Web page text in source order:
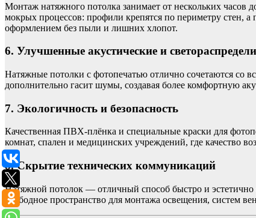
Монтаж натяжного потолка занимает от нескольких часов
мокрых процессов: профили крепятся по периметру стен,
оформлением без пыли и лишних хлопот.
6. Улучшенные акустические и
Натяжные потолки с фотопечатью отлично сочетаются со
дополнительно гасит шумы, создавая более комфортную
7. Экологичность и безопасность
Качественная ПВХ-плёнка и специальные краски для
комнат, спален и медицинских учреждений, где качество
8. Скрытие технических коммуникаций
Натяжной потолок — отличный способ быстро и
свободное пространство для монтажа освещения, систем